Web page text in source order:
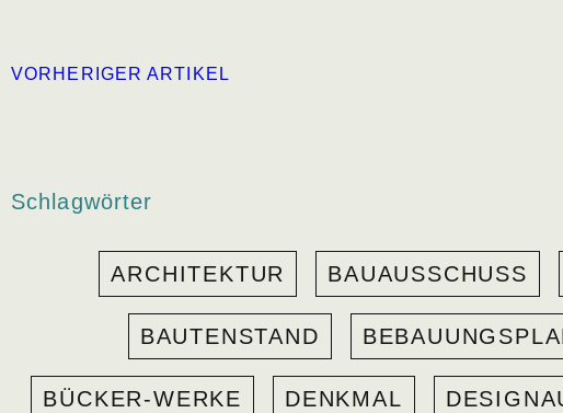
VORHERIGER ARTIKEL
Schlagwörter
ARCHITEKTUR BAUAUSSCHUSS
BAUTENSTAND
BÜCKER-WERKE DENKMAL